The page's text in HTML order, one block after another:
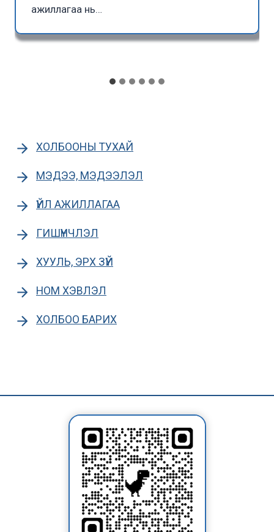
ажиллагаа нь…
ХОЛБООНЫ ТУХАЙ
МЭДЭЭ, МЭДЭЭЛЭЛ
ҮЙЛ АЖИЛЛАГАА
ГИШҮҮНЧЛЭЛ
ХУУЛЬ, ЭРХ ЗҮЙ
НОМ ХЭВЛЭЛ
ХОЛБОО БАРИХ